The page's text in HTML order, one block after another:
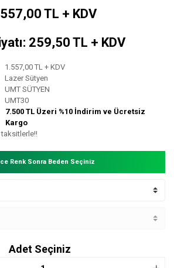
TL + KDV
259,50 TL + KDV
1.557,00 TL + KDV
Lazer Sütyen
UMT SÜTYEN
UMT30
7.500 TL Üzeri %10 İndirim ve Ücretsiz
Kargo
Renk Sonra Beden Seçiniz
Adet Seçiniz